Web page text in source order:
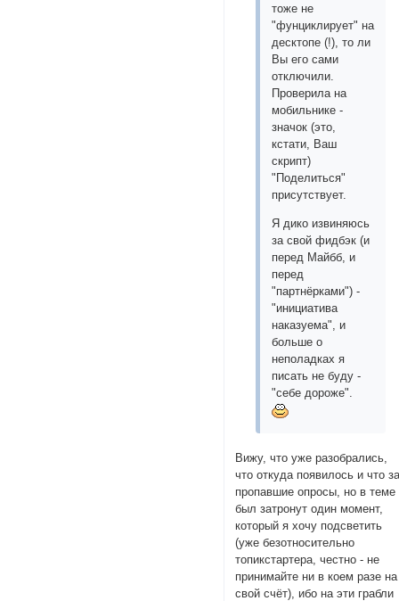
тоже не
"фунциклирует" на
десктопе (!), то ли
Вы его сами
отключили.
Проверила на
мобильнике -
значок (это,
кстати, Ваш
скрипт)
"Поделиться"
присутствует.
Я дико извиняюсь
за свой фидбэк (и
перед Майбб, и
перед
"партнёрками") -
"инициатива
наказуема", и
больше о
неполадках я
писать не буду -
"себе дороже".
Вижу, что уже разобрались,
что откуда появилось и что
пропавшие опросы, но в теме
был затронут один момент,
который я хочу подсветить
(уже безотносительно
топикстартера, честно - не
принимайте ни в коем разе на
свой счёт), ибо на эти грабли